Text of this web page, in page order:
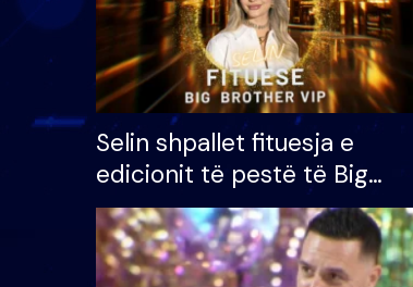
Selin shpallet fituesja e
edicionit të pestë të Big
Brother VIP, rrëmben
çmimin e madh prej 100
mijë eurosh